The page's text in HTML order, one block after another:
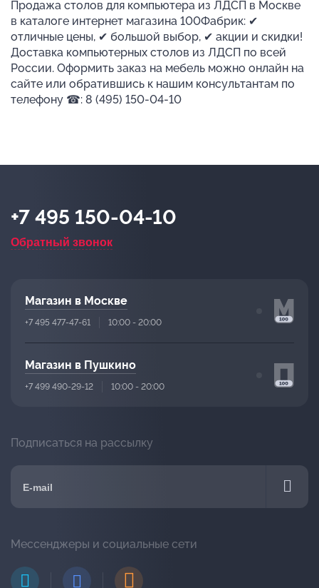
Продажа столов для компьютера из ЛДСП в Москве
в каталоге интернет магазина 100Фабрик: ✔
отличные цены, ✔ большой выбор, ✔ акции и скидки!
Доставка компьютерных столов из ЛДСП по всей
России. Оформить заказ на мебель можно онлайн на
сайте или обратившись к нашим консультантам по
телефону ☎: 8 (495) 150-04-10
+7 495 150-04-10
Обратный звонок
Магазин в Москве
+7 495 477-47-61 10:00 - 20:00
Магазин в Пушкино
+7 499 490-29-12 10:00 - 20:00
Подписаться на рассылку
Мессенджеры и социальные сети